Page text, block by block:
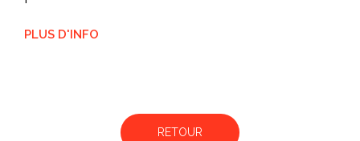
PLUS D'INFO
RETOUR